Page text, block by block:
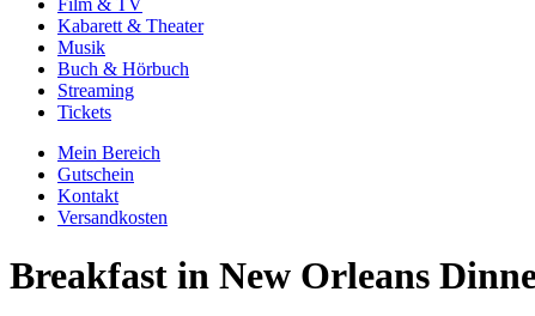
Film & TV
Kabarett & Theater
Musik
Buch & Hörbuch
Streaming
Tickets
Mein Bereich
Gutschein
Kontakt
Versandkosten
Breakfast in New Orleans